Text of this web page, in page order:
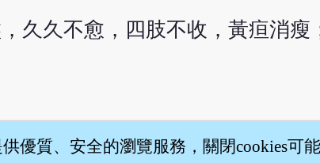
久久不愈，四肢不收，黃疸消
優質、安全的瀏覽服務，關閉cookies可